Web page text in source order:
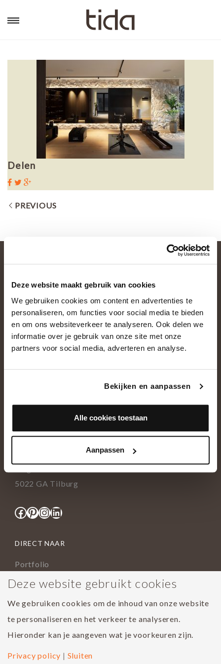
Deze website maakt gebruik van cookies
We gebruiken cookies om content en advertenties te
personaliseren, om functies voor social media te bieden
en om ons websiteverkeer te analyseren. Ook delen we
informatie over je gebruik van onze site met onze
partners voor social media, adverteren en analyse.
Bekijken en aanpassen
Alle cookies toestaan
Aanpassen
Delen
PREVIOUS
OVER ONS
NEEM CONTACT OP
+31(0)13 5362828
5022 GA Tilburg
Facebook
Pinterest
Instagram
LinkedIn
DIRECT NAAR
Portfolio
Assortiment
Houtsoorten
Populairste project 2023
Deze website gebruikt cookies
We gebruiken cookies om de inhoud van onze website
te personaliseren en het verkeer te analyseren.
Hieronder kan je aangeven wat je voorkeuren zijn.
Privacy policy | Sluiten